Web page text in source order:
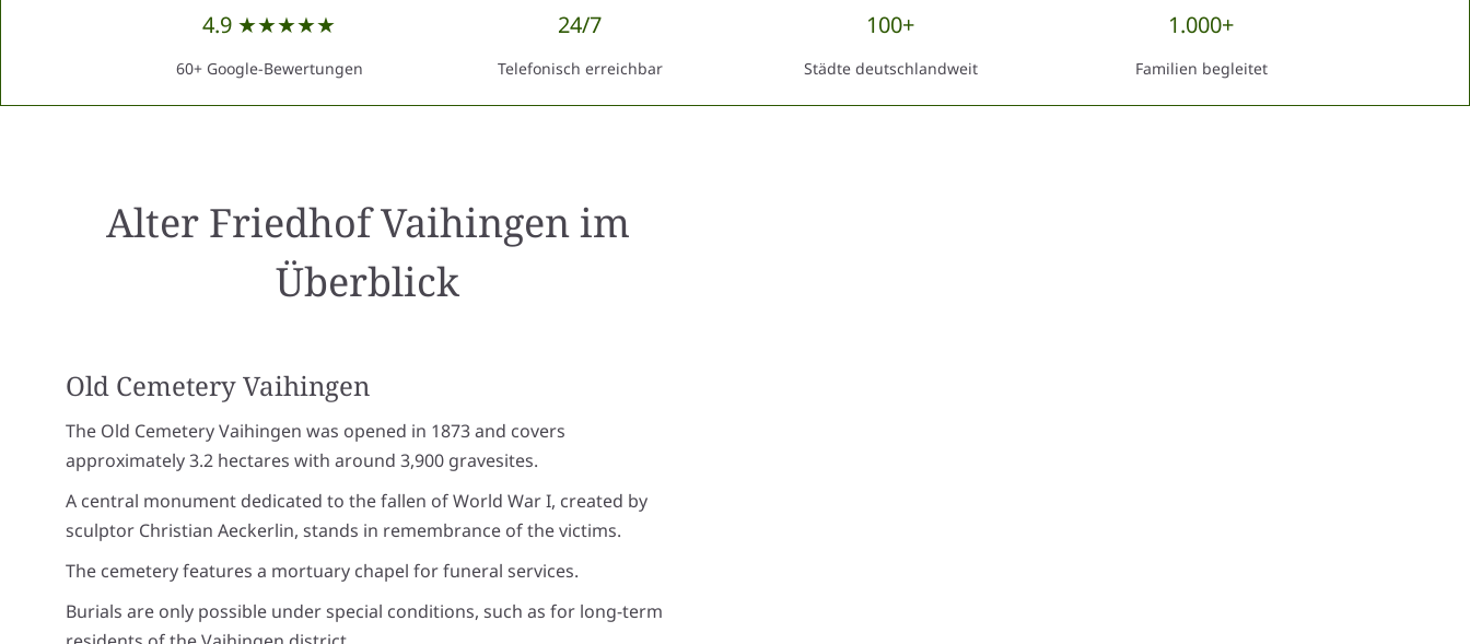
4.9 ★★★★★
60+ Google-Bewertungen
24/7
Telefonisch erreichbar
100+
Städte deutschlandweit
1.000+
Familien begleitet
Alter Friedhof Vaihingenim
Überblick
Old Cemetery Vaihingen
The Old Cemetery Vaihingen was opened in 1873 and covers
approximately 3.2 hectares with around 3,900 gravesites.
A central monument dedicated to the fallen of World War I, created by
sculptor Christian Aeckerlin, stands in remembrance of the victims.
The cemetery features a mortuary chapel for funeral services.
Burials are only possible under special conditions, such as for long-term